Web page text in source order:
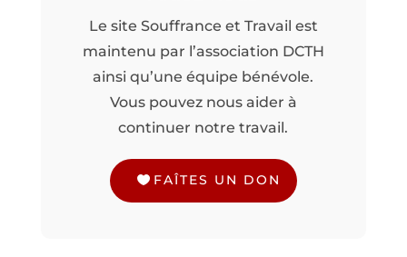
Le site Souffrance et Travail est
maintenu par l’association DCTH
ainsi qu’une équipe bénévole.
Vous pouvez nous aider à
continuer notre travail.
FAÎTES UN DON